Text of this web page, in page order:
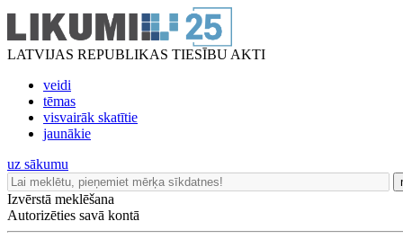
LATVIJAS REPUBLIKAS TIESĪBU AKTI
veidi
tēmas
visvairāk skatītie
jaunākie
uz sākumu
Izvērstā meklēšana
Autorizēties savā kontā